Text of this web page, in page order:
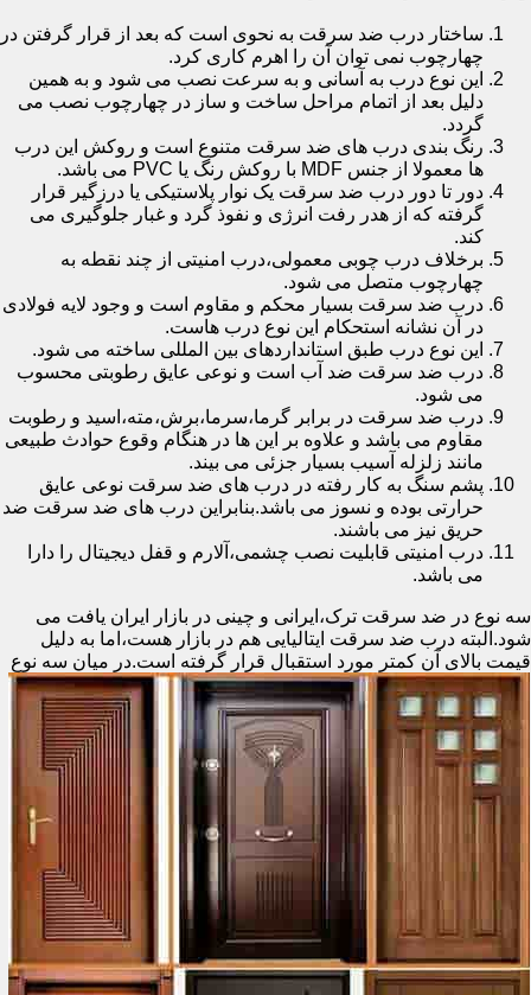
ساختار درب ضد سرقت به نحوی است که بعد از قرار گرفتن در
چهارچوب نمی توان آن را اهرم کاری کرد.
این نوع درب به آسانی و به سرعت نصب می شود و به همین
دلیل بعد از اتمام مراحل ساخت و ساز در چهارچوب نصب می
گردد.
رنگ بندی درب های ضد سرقت متنوع است و روکش این درب
ها معمولا از جنس MDF با روکش رنگ یا PVC می باشد.
دور تا دور درب ضد سرقت یک نوار پلاستیکی یا درزگیر قرار
گرفته که از هدر رفت انرژی و نفوذ گرد و غبار جلوگیری می
کند.
برخلاف درب چوبی معمولی،درب امنیتی از چند نقطه به
چهارچوب متصل می شود.
درب ضد سرقت بسیار محکم و مقاوم است و وجود لایه فولادی
در آن نشانه استحکام این نوع درب هاست.
این نوع درب طبق استانداردهای بین المللی ساخته می شود.
درب ضد سرقت ضد آب است و نوعی عایق رطوبتی محسوب
می شود.
درب ضد سرقت در برابر گرما،سرما،برش،مته،اسید و رطوبت
مقاوم می باشد و علاوه بر این ها در هنگام وقوع حوادث طبیعی
مانند زلزله آسیب بسیار جزئی می بیند.
پشم سنگ به کار رفته در درب های ضد سرقت نوعی عایق
حرارتی بوده و نسوز می باشد.بنابراین درب های ضد سرقت ضد
حریق نیز می باشند.
درب امنیتی قابلیت نصب چشمی،آلارم و قفل دیجیتال را دارا
می باشد.
سه نوع در ضد سرقت ترک،ایرانی و چینی در بازار ایران یافت می
شود.البته درب ضد سرقت ایتالیایی هم در بازار هست،اما به دلیل
قیمت بالای آن کمتر مورد استقبال قرار گرفته است.در میان سه نوع